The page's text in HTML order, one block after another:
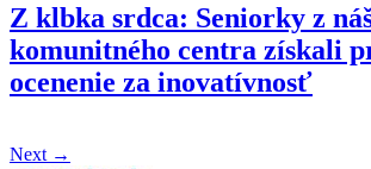
Z klbka srdca: Seniorky z
komunitného centra získali
ocenenie za inovatívnosť
Next →